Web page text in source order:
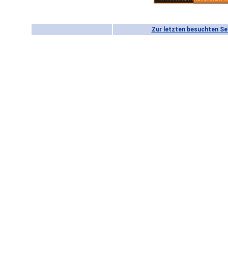
Zur letzten besuchten